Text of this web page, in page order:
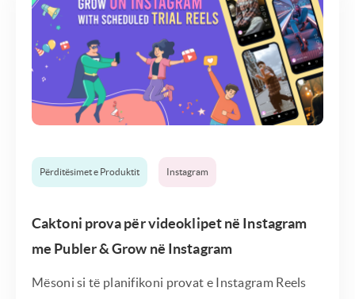
Përditësimet e Produktit Instagram
Caktoni prova për videoklipet në Instagram
me Publer & Grow në Instagram
Mësoni si të planifikoni provat e Instagram Reels